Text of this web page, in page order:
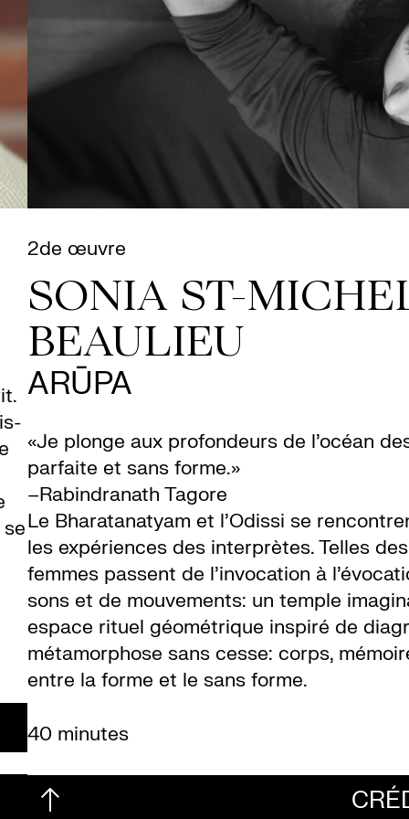
2de œuvre
SONIA ST-
BEAULIEU
ARŪPA
«Je plonge aux profondeurs de l’océan
parfaite et sans forme.»
–Rabindranath Tagore
Le Bharatanatyam et l’Odissi se
les expériences des interprètes. Telles
femmes passent de l’invocation à
sons et de mouvements: un temple
espace rituel géométrique inspiré de
métamorphose sans cesse: corps,
entre la forme et le sans forme.
40 minutes